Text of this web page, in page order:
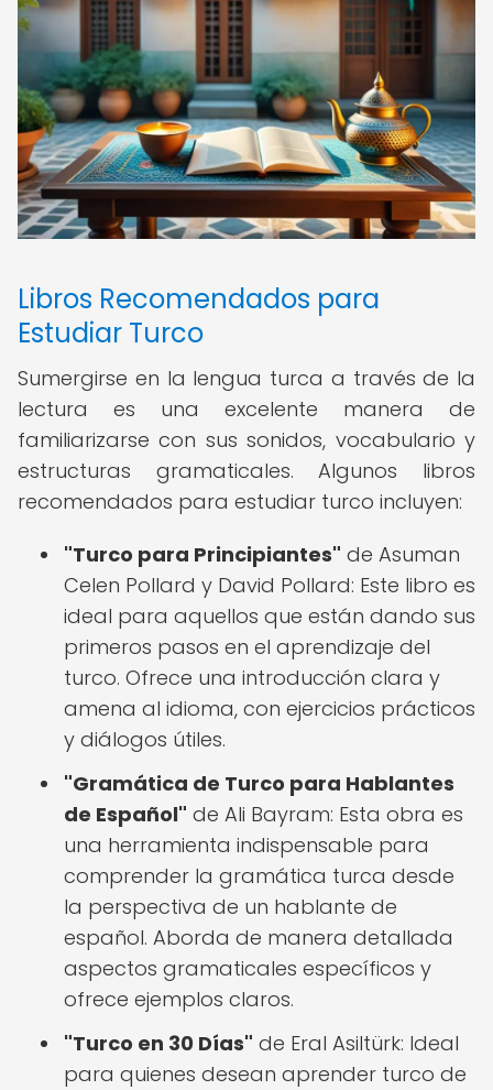
Libros Recomendados para
Estudiar Turco
Sumergirse en la lengua turca a través de la
lectura es una excelente manera de
familiarizarse con sus sonidos, vocabulario y
estructuras gramaticales. Algunos libros
recomendados para estudiar turco incluyen:
"Turco para Principiantes" de Asuman
Celen Pollard y David Pollard: Este libro es
ideal para aquellos que están dando sus
primeros pasos en el aprendizaje del
turco. Ofrece una introducción clara y
amena al idioma, con ejercicios prácticos
y diálogos útiles.
"Gramática de Turco para Hablantes
de Español" de Ali Bayram: Esta obra es
una herramienta indispensable para
comprender la gramática turca desde
la perspectiva de un hablante de
español. Aborda de manera detallada
aspectos gramaticales específicos y
ofrece ejemplos claros.
"Turco en 30 Días" de Eral Asiltürk: Ideal
para quienes desean aprender turco de